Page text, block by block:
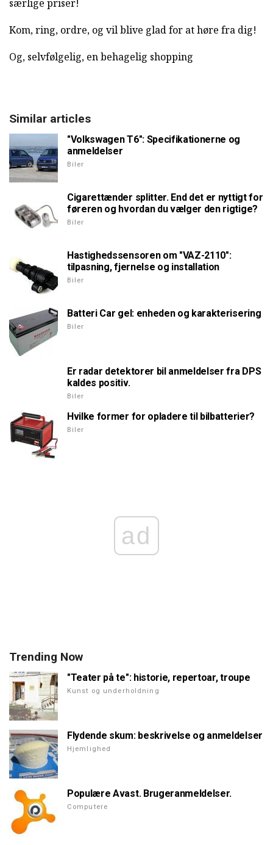
særlige priser!
Kom, ring, ordre, og vil blive glad for at høre fra dig!
Og, selvfølgelig, en behagelig shopping
Similar articles
"Volkswagen T6": Specifikationerne og
anmeldelser
Biler
Cigarettænder splitter. End det er nyttigt for
føreren og hvordan du vælger den rigtige?
Biler
Hastighedssensoren om "VAZ-2110":
tilpasning, fjernelse og installation
Biler
Batteri Car gel: enheden og karakterisering
Biler
Er radar detektorer bil anmeldelser fra DPS
kaldes positiv.
Biler
Hvilke former for opladere til bilbatterier?
Biler
ad
Trending Now
"Teater på te": historie, repertoar, troupe
Kunst og underholdning
Flydende skum: beskrivelse og anmeldelser
Hjemlighed
Populære Avast. Brugeranmeldelser.
Computere